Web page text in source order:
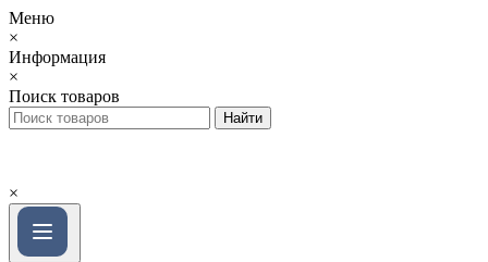
Меню
×
Информация
×
Поиск товаров
×